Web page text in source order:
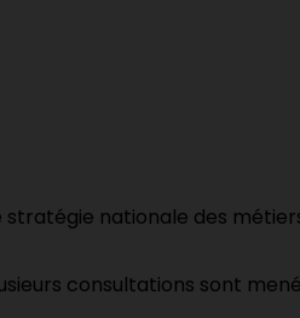
stratégie nationale des
consultations sont